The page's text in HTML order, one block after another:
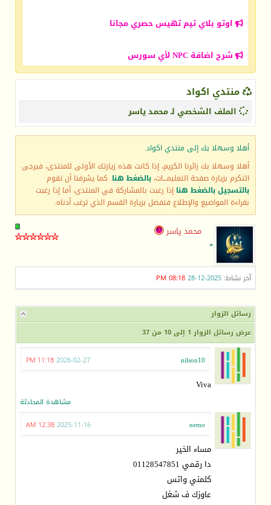
اوتو بلاي تيم تهيس حصري مجانا
شرح اضافة NPC لأي سورس
منتدي اكواد
الملف الشخصي لـ محمد ياسر
أهلا وسهلا بك إلى منتدي اكواد.
أهلا وسهلا بك زائرنا الكريم، إذا كانت هذه زيارتك الأولى للمنتدى، فيرجى
التكرم بزيارة صفحة التعليمـــات، بالضغط هنا. كما يشرفنا أن تقوم
بالتسجيل بالضغط هنا إذا رغبت بالمشاركة في المنتدى، أما إذا رغبت
بقراءة المواضيع والإطلاع فتفضل بزيارة القسم الذي ترغب أدناه.
محمد ياسر
*
آخر نشاط: 08:18 PM
رسائل الزوار
عرض رسائل الزوار 1 إلى
10 من37
2026-02-27
11:18 PM nilson10
Viva
مشاهدة المحادثة
2025-11-16
12:38 AM nemo
مساء الخير
دا رقمي 01128547851
كلمني واتس
عاوزك ف شغل